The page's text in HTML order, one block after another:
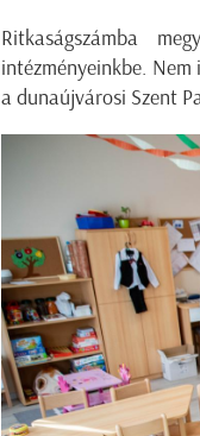
Ritkaságszámba
intézményeinkbe.
a dunaújvárosi Szent